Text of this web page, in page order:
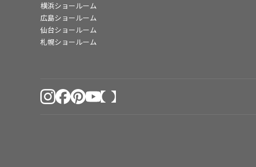
横浜ショールーム
広島ショールーム
仙台ショールーム
札幌ショールーム